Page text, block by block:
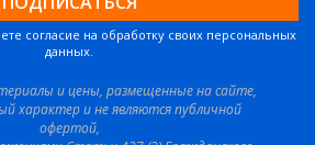
согласие на обработку своих персональных
данных.
и цены, размещенные на сайте,
характер и не являются публичной
офертой,